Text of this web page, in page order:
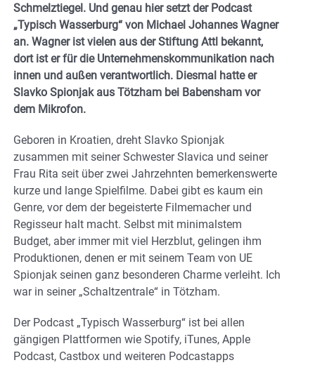
Schmelztiegel. Und genau hier setzt der Podcast
„Typisch Wasserburg“ von Michael Johannes Wagner
an. Wagner ist vielen aus der Stiftung Attl bekannt,
dort ist er für die Unternehmenskommunikation nach
innen und außen verantwortlich. Diesmal hatte er
Slavko Spionjak aus Tötzham bei Babensham vor
dem Mikrofon.
Geboren in Kroatien, dreht Slavko Spionjak
zusammen mit seiner Schwester Slavica und seiner
Frau Rita seit über zwei Jahrzehnten bemerkenswerte
kurze und lange Spielfilme. Dabei gibt es kaum ein
Genre, vor dem der begeisterte Filmemacher und
Regisseur halt macht. Selbst mit minimalstem
Budget, aber immer mit viel Herzblut, gelingen ihm
Produktionen, denen er mit seinem Team von UE
Spionjak seinen ganz besonderen Charme verleiht. Ich
war in seiner „Schaltzentrale“ in Tötzham.
Der Podcast „Typisch Wasserburg“ ist bei allen
gängigen Plattformen wie Spotify, iTunes, Apple
Podcast, Castbox und weiteren Podcastapps